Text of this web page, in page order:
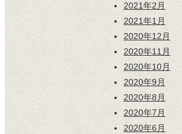
2021年2月
2021年1月
2020年12月
2020年11月
2020年10月
2020年9月
2020年8月
2020年7月
2020年6月